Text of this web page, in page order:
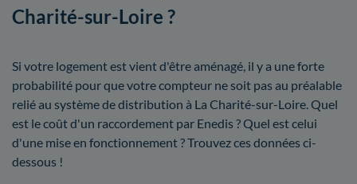
Charité-sur-Loire ?
Si votre logement est vient d'être aménagé, il y a une forte
probabilité pour que votre compteur ne soit pas au préalable
relié au système de distribution à La Charité-sur-Loire. Quel
est le coût d'un raccordement par Enedis ? Quel est celui
d'une mise en fonctionnement ? Trouvez ces données ci-
dessous !